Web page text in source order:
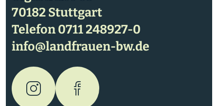
70182 Stuttgart
Telefon0711 248927-0
info@landfrauen-bw.de